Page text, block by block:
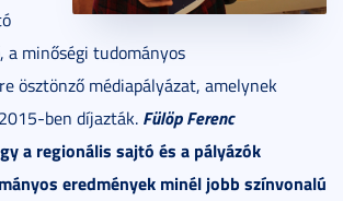
a minőségi tudományos
ösztönző médiapályázat, amelynek
ben díjazták. Fülöp Ferenc
a regionális sajtó és a pályázók
eredmények minél jobb színvonalú